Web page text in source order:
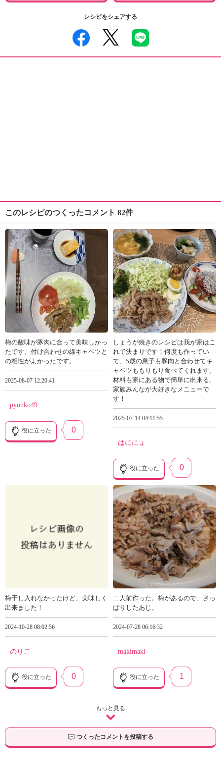
レシピをシェアする
このレシピのつくったコメント 82件
梅の酸味が豚肉に合って美味しかっ
たです。付け合わせの線キャベツと
の相性がよかったです。
2025-08-07 12:20:41
pyonko49
役に立った 0
しょうが焼きのレシピは我が家はこ
れで決まりです！何度も作ってい
て、5歳の息子も豚肉と合わせてキ
ャベツももりもり食べてくれます。
材料も家にある物で簡単に出来る、
家族みんなが大好きなメニューで
す！
2025-07-14 04:11:55
はににょ
役に立った 0
梅干し入れなかったけど、美味しく
出来ました！
2024-10-28 08:02:56
のりこ
役に立った 0
二人前作った。梅があるので、さっ
ぱりしたあじ。
2024-07-28 06:16:32
makimaki
役に立った 1
もっと見る
つくったコメントを投稿する